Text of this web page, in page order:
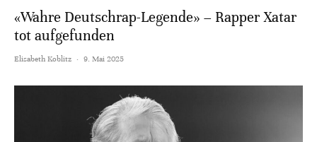
«Wahre Deutschrap-Legende» – Rapper Xatar
tot aufgefunden
Elisabeth Koblitz · 9. Mai 2025